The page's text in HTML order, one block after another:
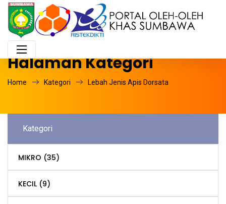
Halaman Kategori
Home Kategori Lebah Jenis Apis Dorsata
Kategori
MIKRO (35)
KECIL (9)